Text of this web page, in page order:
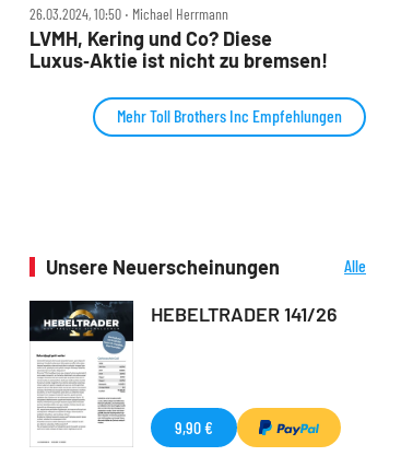
26.03.2024, 10:50 ‧ Michael Herrmann
LVMH, Kering und Co? Diese
Luxus‑Aktie ist nicht zu bremsen!
Mehr Toll Brothers Inc Empfehlungen
Unsere Neuerscheinungen
Alle
HEBELTRADER 141/26
9,90 €